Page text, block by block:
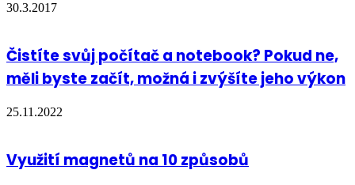
30.3.2017
Čistíte svůj počítač a notebook? Pokud ne,
měli byste začít, možná i zvýšíte jeho výkon
25.11.2022
Využití magnetů na 10 způsobů